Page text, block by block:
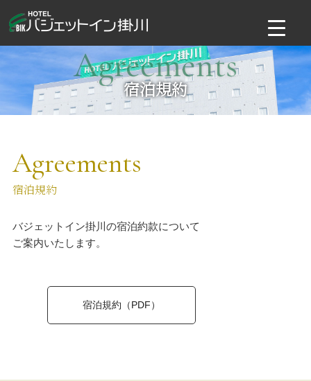
ン
Agreements
宿泊規約
Agreements
宿泊規約
バジェットイン掛川の宿泊約款について
ご案内いたします。
宿泊規約（PDF）